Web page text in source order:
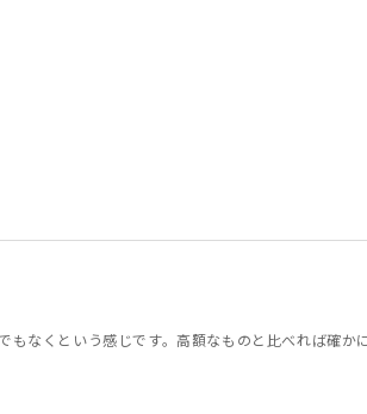
なくという感じです。高額なものと比べれば確か